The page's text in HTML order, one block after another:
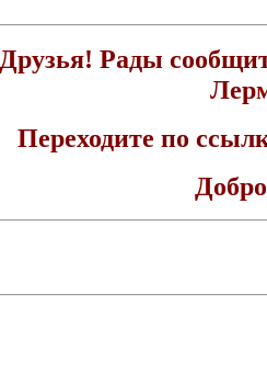
Друзья! Рады
Переходите по